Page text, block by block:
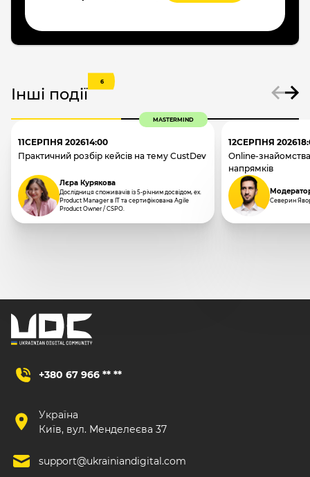
Інші події
6
MASTERMIND
11СЕРПНЯ 202614:00
Практичний розбір кейсів на тему CustDev
Лєра Курякова
Дослідниця споживачів із 5-річним досвідом, ex.
Product Manager в IT та сертифікована Agile
Product Owner / CSPO.
12СЕРПНЯ 2026
Online-
напрямків
Северин
+380 67 966 ** **
Україна
Київ, вул. Менделеєва 37
support@ukrainiandigital.com